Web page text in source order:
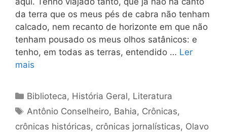
da terra que os meus pés de cabra não tenham
calcado, nem recanto de horizonte em que não
tenham pousado os meus olhos satânicos: e
tenho, em todas as terras, entendido … Ler
mais
Categorias
Biblioteca, História Geral, Literatura
Tags
Antônio Conselheiro, Bahia, Crônicas,
crônicas históricas, crônicas jornalísticas, Olavo